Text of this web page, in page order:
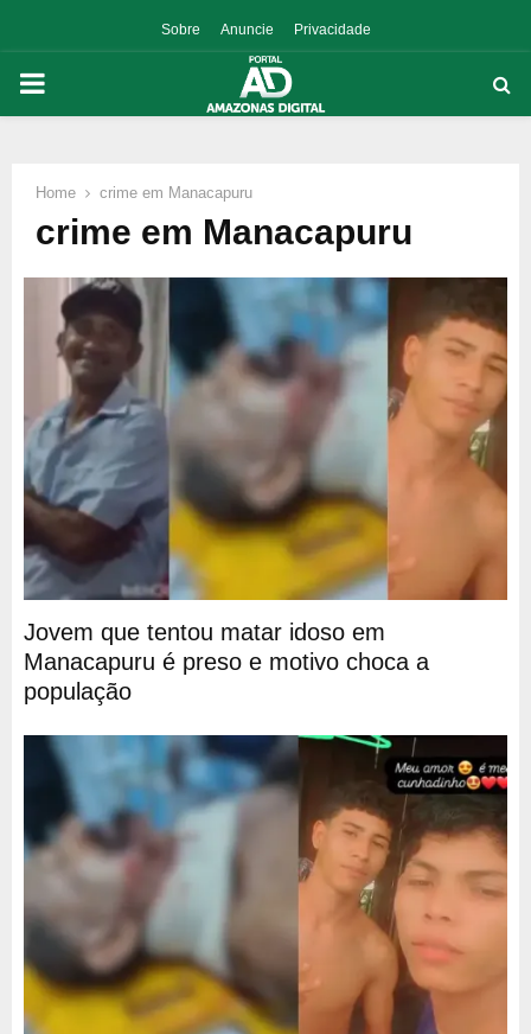
Sobre Anuncie Privacidade
PRIMARY
Home crime em Manacapuru
crime em Manacapuru
Jovem que tentou matar idoso em
Manacapuru é preso e motivo choca a
população